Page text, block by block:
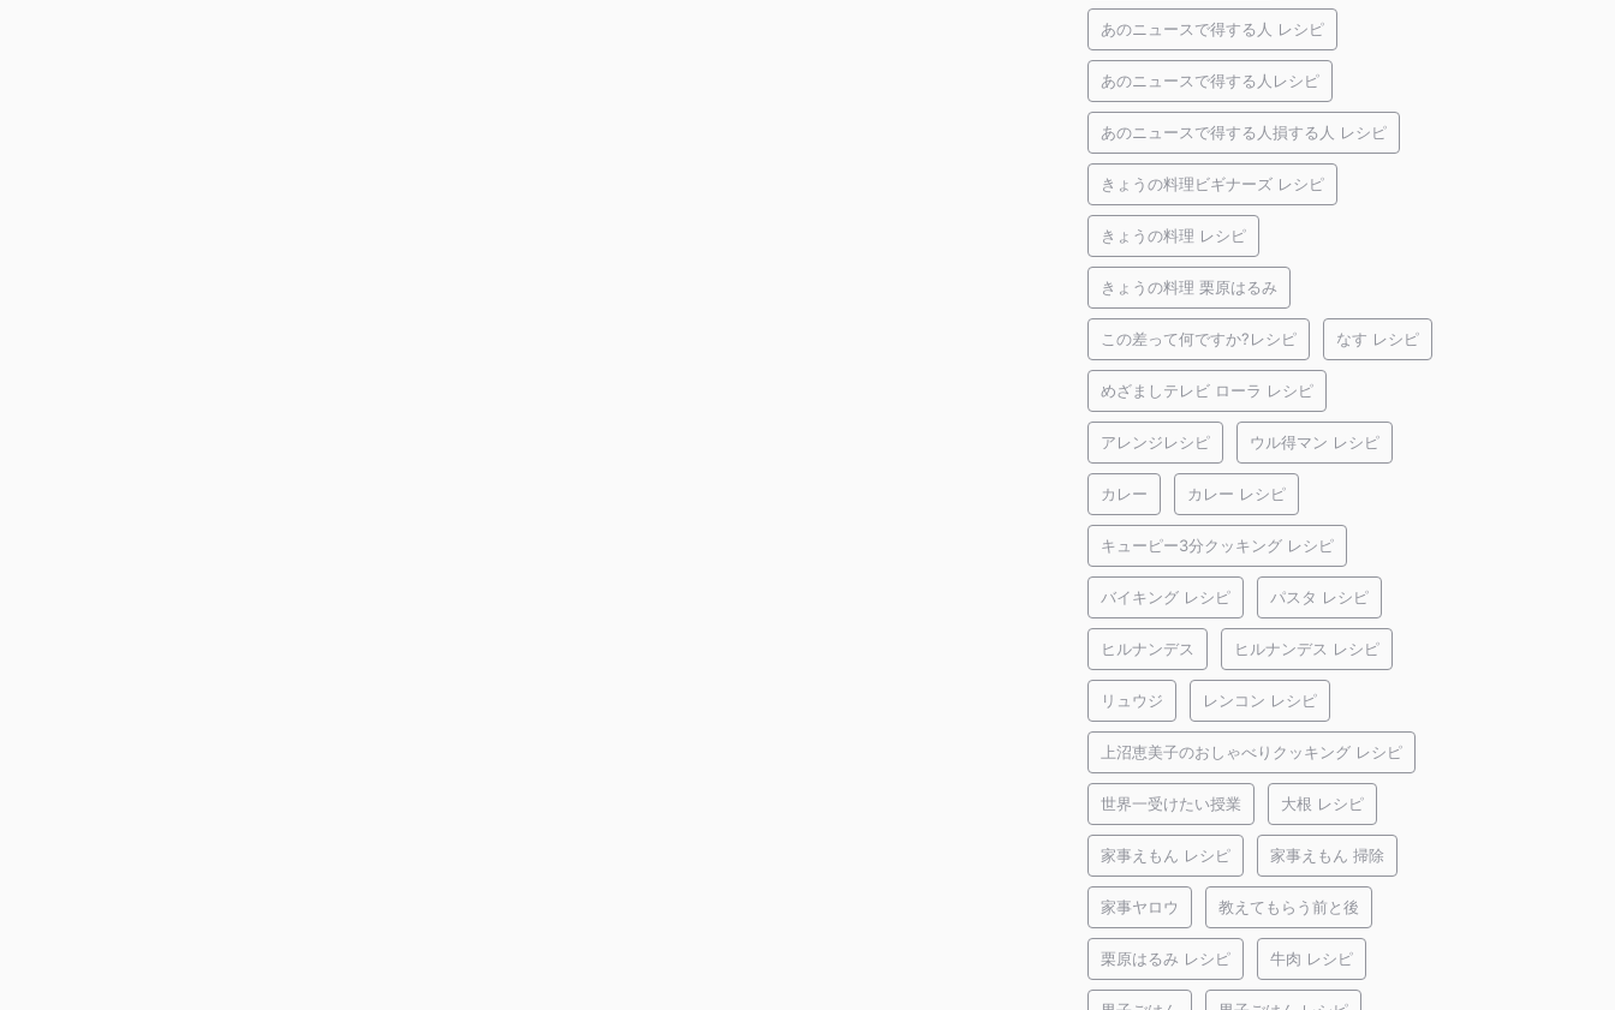
あのニュースで得する人 レシピ
あのニュースで得する人レシピ
あのニュースで得する人損する人 レシピ
きょうの料理ビギナーズ レシピ
きょうの料理 レシピ
きょうの料理 栗原はるみ
この差って何ですか?レシピ なす レシピ
めざましテレビ ローラ レシピ
アレンジレシピ ウル得マン レシピ
カレー カレー レシピ
キューピー3分クッキング レシピ
バイキング レシピ パスタ レシピ
ヒルナンデス ヒルナンデス レシピ
リュウジ レンコン レシピ
上沼恵美子のおしゃべりクッキング レシピ
世界一受けたい授業 大根 レシピ
家事えもん レシピ 家事えもん 掃除
家事ヤロウ 教えてもらう前と後
栗原はるみ レシピ 牛肉 レシピ